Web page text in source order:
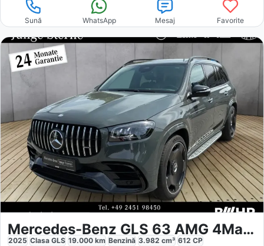
Sună WhatsApp Mesaj Favorite
Mercedes-Benz GLS 63 AMG 4Matic
2025 Clasa GLS 19.000 km Benzină 3.982 cm³ 612 CP